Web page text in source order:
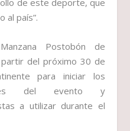
de este deporte, que
al país”.
Postobón de
del próximo 30 de
para iniciar los
del evento y
a utilizar durante el